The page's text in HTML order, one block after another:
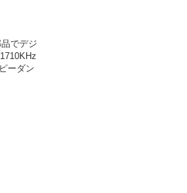
でデジ
ーダン